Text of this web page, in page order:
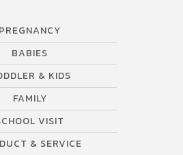
PREGNANCY
BABIES
& KIDS
FAMILY
VISIT
& SERVICE